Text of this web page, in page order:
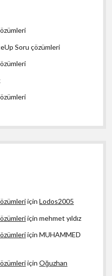
Soru çözümleri
içinLodos2005
içinmehmet yıldız
içinMUHAMMED
içinOğuzhan